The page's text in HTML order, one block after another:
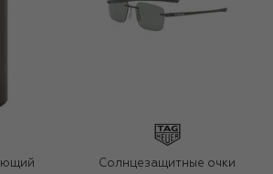
Солнцезащитные очки